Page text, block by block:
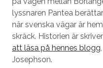
lyssnaren Pantea
när svenska vägar är
skräck. Historien är
att läsa på hennes blogg
Josephson.